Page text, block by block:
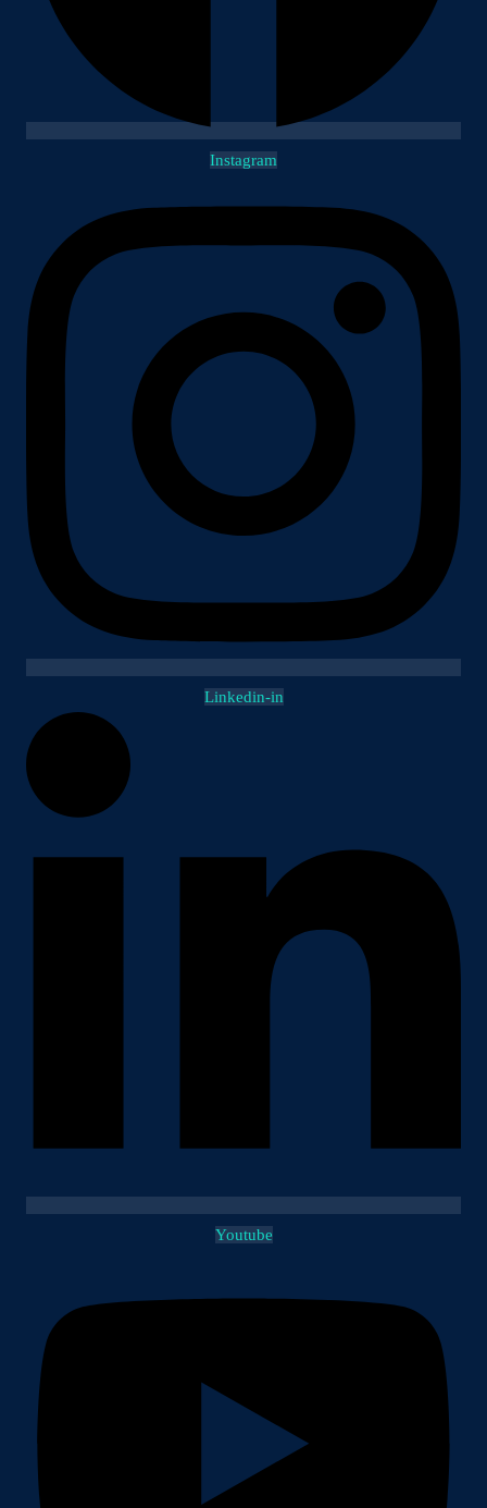
Instagram
Linkedin-in
Youtube